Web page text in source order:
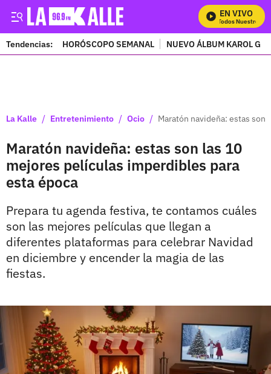
EN VIVO
Mira Todos Nuestros
Tendencias: HORÓSCOPO SEMANAL NUEVO ÁLBUM KAROL G
La Kalle / Entretenimiento / Ocio / Maratón navideña: estas
Maratón navideña: estas son las 10
mejores películas imperdibles para
esta época
Prepara tu agenda festiva, te contamos cuáles
son las mejores películas que llegan a
diferentes plataformas para celebrar Navidad
en diciembre y encender la magia de las
fiestas.